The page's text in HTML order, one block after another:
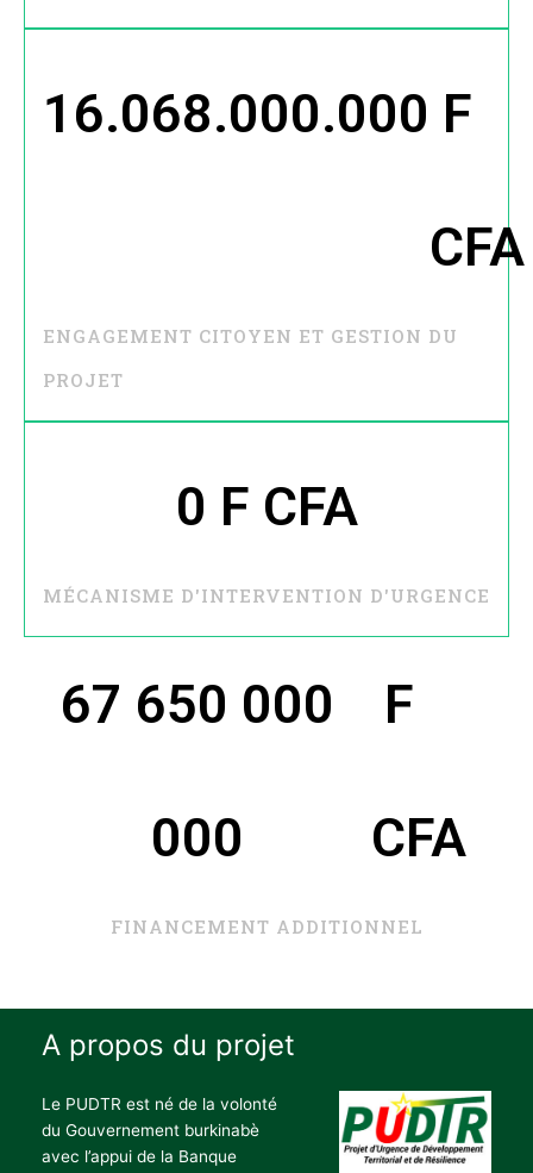
ENGAGEMENT CITOYEN ET GESTION DU
PROJET
16.068.000.000
CFA
MÉCANISME D'INTERVENTION D'URGENCE
0 F CFA
FINANCEMENT ADDITIONNEL
67 650 000
000 CFA
A propos du projet
Le PUDTR est né de la volonté
du Gouvernement burkinabè
avec l’appui de la Banque